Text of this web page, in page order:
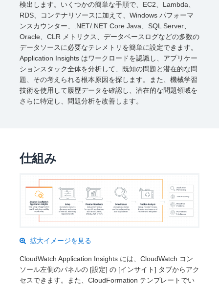
検出します。いくつかの簡単な手順で、EC2、Lambda、
RDS、コンテナリソースに加えて、Windows パフォーマ
ンスカウンター、.NET/.NET Core Java、SQL Server、
Oracle、CLR メトリクス、データベースログなどの多数の
データソースに必要なテレメトリを簡単に設定できます。
Application Insights はワークロードを認識し、アプリケー
ションスタック全体を分析して、既知の問題と潜在的な問
題、その考えられる根本原因を探します。また、機械学習
技術を使用して履歴データを確認し、潜在的な問題領域を
さらに特定し、問題分析を改善します。
仕組み
拡大イメージを見る
CloudWatch Application Insights には、CloudWatch コン
ソール左側のパネルの [設定] の [インサイト] タブからアク
セスできます。また、CloudFormation テンプレートでい